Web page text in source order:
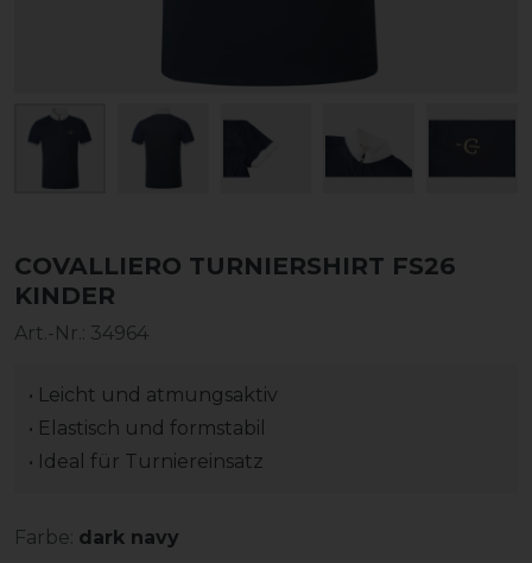
COVALLIERO TURNIERSHIRT FS26
KINDER
Art.-Nr.: 34964
• Leicht und atmungsaktiv
• Elastisch und formstabil
• Ideal für Turniereinsatz
Farbe: dark navy